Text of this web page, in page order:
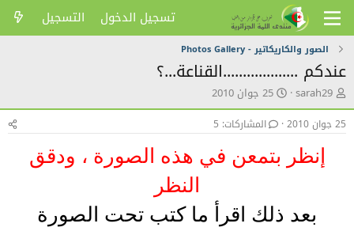
تسجيل الدخول التسجيل
الصور والكاريكاتير - Photos Gallery
عندكم ...................القناعة...؟
ك
ا
ت
ب
sarah29 ت
ا
ر
ي
خ
ا
ش
ر
25 جوان 2010
25 جوان 2010 المشاركات: 5
إنظر بتمعن في هذه الصورة ، ودقق
النظر
بعد ذلك اقرأ ما كتب تحت الصورة